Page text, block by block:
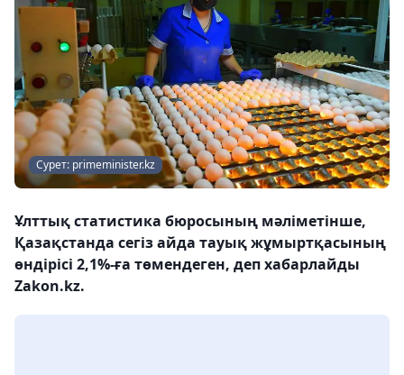
Сурет: primeminister.kz
Ұлттық статистика бюросының мәліметінше,
Қазақстанда сегіз айда тауық жұмыртқасының
өндірісі 2,1%-ға төмендеген, деп хабарлайды
Zakon.kz.